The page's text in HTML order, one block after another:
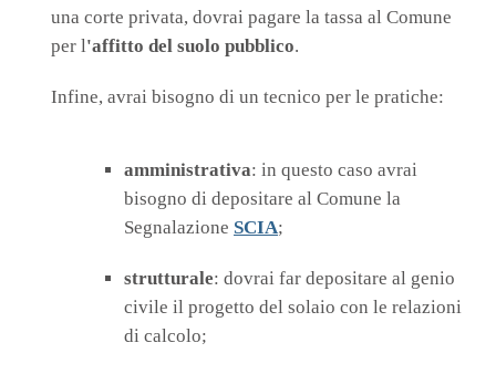
una corte privata, dovrai pagare la tassa al Comune
per l'affitto del suolo pubblico.
Infine, avrai bisogno di un tecnico per le pratiche:
amministrativa: in questo caso avrai
bisogno di depositare al Comune la
Segnalazione SCIA;
strutturale: dovrai far depositare al genio
civile il progetto del solaio con le relazioni
di calcolo;